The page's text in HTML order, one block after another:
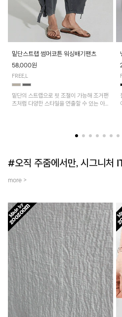
밑단스트랩 썸머코튼 워싱배기팬츠
58,000원
FREE,L
밑단의 스트랩으로 핏 조절이 가능해 조거팬
츠처럼 다양한 스타일을 연출할 수 있는 아
#오직 주줌에서만, 시그니처
more >